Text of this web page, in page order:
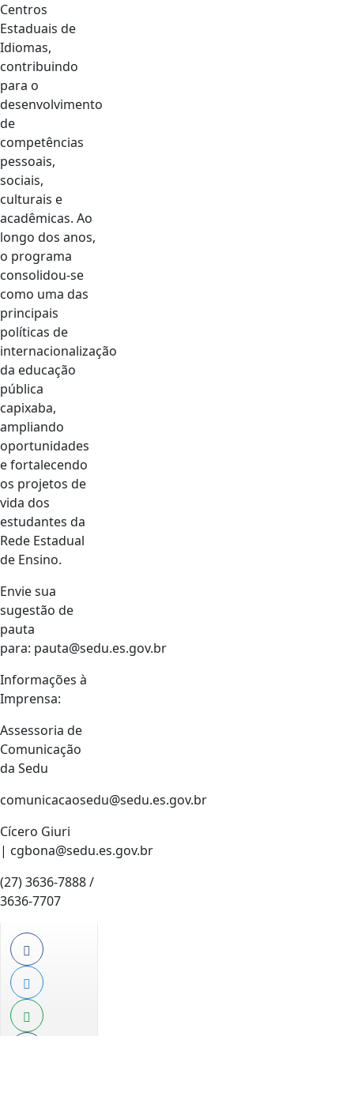
Centros
Estaduais de
Idiomas,
contribuindo
para o
desenvolvimento
de
competências
pessoais,
sociais,
culturais e
acadêmicas. Ao
longo dos anos,
o programa
consolidou-se
como uma das
principais
políticas de
internacionalização
da educação
pública
capixaba,
ampliando
oportunidades
e fortalecendo
os projetos de
vida dos
estudantes da
Rede Estadual
de Ensino.
Envie sua
sugestão de
pauta
para: pauta@sedu.es.gov.br
Informações à
Imprensa:
Assessoria de
Comunicação
da Sedu
comunicacaosedu@sedu.es.gov.br
Cícero Giuri
| cgbona@sedu.es.gov.br
(27) 3636-7888 /
3636-7707
Termos de Uso e Privacidade
Esse site utiliza cookies para melhorar sua
o acesso, entendemos que você concorda com
Privacidade.
PARA MAIS INFORMAÇÕES,